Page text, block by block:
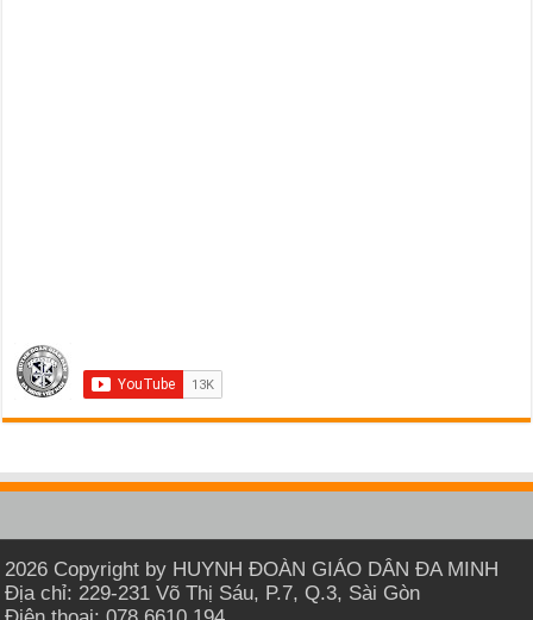
2026 Copyright by HUYNH ĐOÀN GIÁO DÂN ĐA MINH
Địa chỉ: 229-231 Võ Thị Sáu, P.7, Q.3, Sài Gòn